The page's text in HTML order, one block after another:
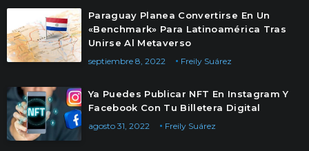
Paraguay Planea Convertirse En Un
«Benchmark» Para Latinoamérica Tras
Unirse Al Metaverso
Freily Suárez
septiembre 8, 2022
Ya Puedes Publicar NFT En Instagram Y
Facebook Con Tu Billetera Digital
Freily Suárez
agosto 31, 2022